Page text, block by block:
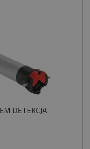
DETEKCJA